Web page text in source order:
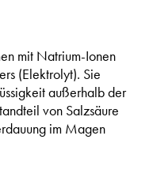
mit Natrium-Ionen
(Elektrolyt). Sie
außerhalb der
von Salzsäure
im Magen